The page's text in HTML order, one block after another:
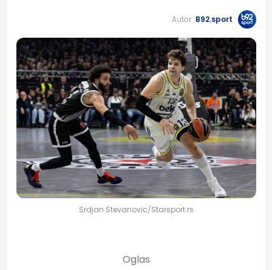
Autor: B92.sport
Srdjan Stevanovic/Starsport.rs